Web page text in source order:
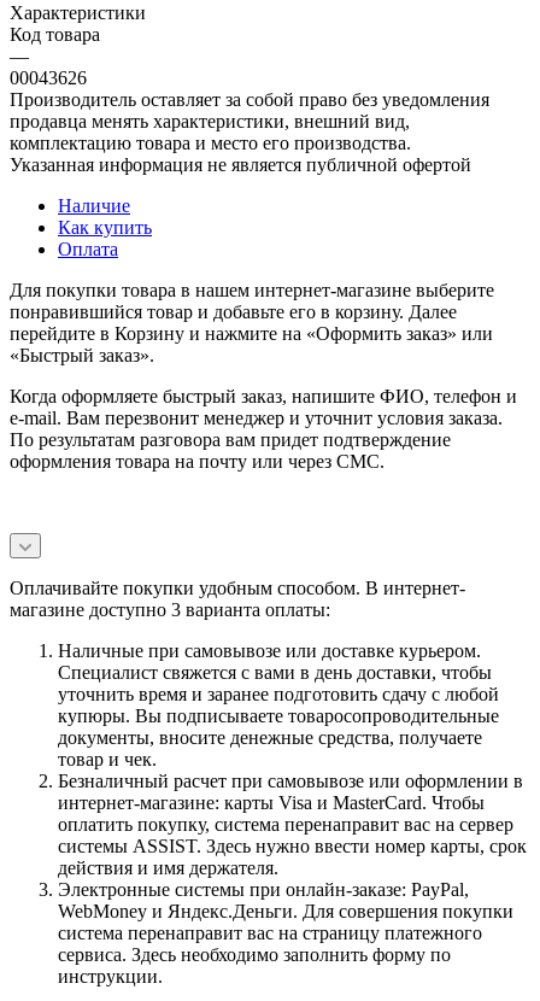
Характеристики
Код товара
—
00043626
Производитель оставляет за собой право без уведомления
продавца менять характеристики, внешний вид,
комплектацию товара и место его производства.
Указанная информация не является публичной офертой
Наличие
Как купить
Оплата
Для покупки товара в нашем интернет-магазине выберите
понравившийся товар и добавьте его в корзину. Далее
перейдите в Корзину и нажмите на «Оформить заказ» или
«Быстрый заказ».
Когда оформляете быстрый заказ, напишите ФИО, телефон и
e-mail. Вам перезвонит менеджер и уточнит условия заказа.
По результатам разговора вам придет подтверждение
оформления товара на почту или через СМС.
Оплачивайте покупки удобным способом. В интернет-
магазине доступно 3 варианта оплаты:
Наличные при самовывозе или доставке курьером.
Специалист свяжется с вами в день доставки, чтобы
уточнить время и заранее подготовить сдачу с любой
купюры. Вы подписываете товаросопроводительные
документы, вносите денежные средства, получаете
товар и чек.
Безналичный расчет при самовывозе или оформлении в
интернет-магазине: карты Visa и MasterCard. Чтобы
оплатить покупку, система перенаправит вас на сервер
системы ASSIST. Здесь нужно ввести номер карты, срок
действия и имя держателя.
Электронные системы при онлайн-заказе: PayPal,
WebMoney и Яндекс.Деньги. Для совершения покупки
система перенаправит вас на страницу платежного
сервиса. Здесь необходимо заполнить форму по
инструкции.